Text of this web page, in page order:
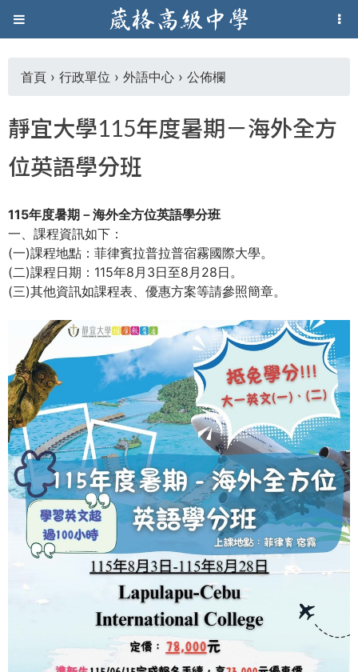
Jump to navigation
葳
格
高
級
學
葳
格
際
葳
格。
培
養
具
國
在
這
裡
首頁 › 行政單位 › 外語中心 › 公佈欄
靜宜大學115年度暑期－海外全方
位英語學分班
115年度暑期－海外全方位英語學分班
一、課程資訊如下：
(一)課程地點：菲律賓拉普拉普宿霧國際大學。
(二)課程日期：115年8月3日至8月28日。
(三)其他資訊如課程表、優惠方案等請參照簡章。